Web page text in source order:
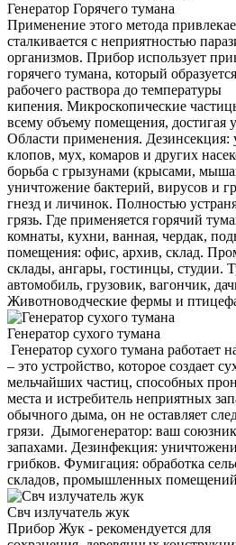
Генератор Горячего тумана
Применение этого метода
сталкивается с неприятностью
организмов. Прибор использует
горячего тумана, который
рабочего раствора до температуры
кипения. Микроскопические
всему объему помещения, достигая
Области применения. Дезинсекция:
клопов, мух, комаров и других
борьба с грызунами (крысами,
уничтожение бактерий, вирусов и
гнезд и личинок. Полностью
грязь. Где применяется горячий
комнаты, кухни, ванная, чердак,
помещения: офис, архив, склад.
склады, ангары, гостинцы, студии.
автомобиль, грузовик, вагончик,
Животноводческие фермы и
Генератор сухого тумана
Генератор сухого тумана
– это устройство, которое создает
мельчайших частиц, способных
места и истребитель неприятных
обычного дыма, он не оставляет
грязи. Дымогенератор: ваш
запахами. Дезинфекция:
грибков. Фумигация: обработка
складов, промышленных помещений
Свч излучатель жук
Прибор Жук - рекомендуется для